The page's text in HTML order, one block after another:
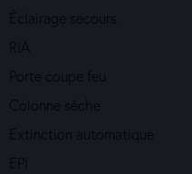
Éclairage secours
RIA
Porte coupe feu
Colonne sèche
Extinction automatique
EPI